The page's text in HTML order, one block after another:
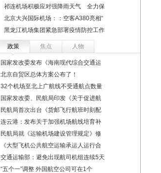
祁连机场积极应对强降雨天气 全力保
北京大兴国际机场：：空客A380亮相“
黑龙江机场集团紧急部署疫情防控工作
政策 焦点 人物
国家发改委发布《海南现代综合交通运
北京自贸区总体方案公布了！
32个机场至北上广航线不受通航点数量
国家发改委、民航局印发《关于促进航
民航局首次出台《货邮飞行航班时刻配
连云港：发布关于加强机场航线培育补
民航局就《运输机场建设管理规定》修
《大型飞机公共航空运输承运人运行合
交通运输部：避免出现航司机组连续5天
“五个一”调整 外国航空公司可在1个